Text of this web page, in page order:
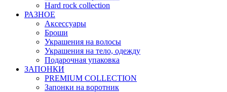
Hard rock collection
РАЗНОЕ
Аксессуары
Броши
Украшения на волосы
Украшения на тело, одежду
Подарочная упаковка
ЗАПОНКИ
PREMIUM COLLECTION
Запонки на воротник